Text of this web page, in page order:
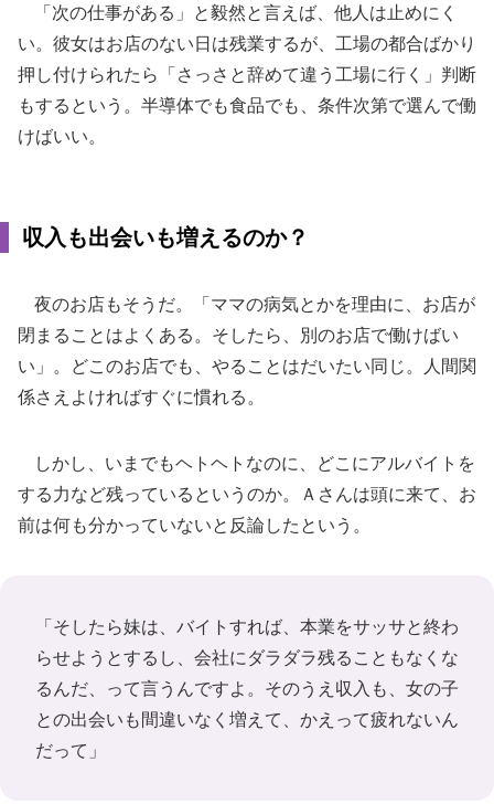
「次の仕事がある」と毅然と言えば、他人は止めにく
い。彼女はお店のない日は残業するが、工場の都合ばかり
押し付けられたら「さっさと辞めて違う工場に行く」判断
もするという。半導体でも食品でも、条件次第で選んで働
けばいい。
収入も出会いも増えるのか？
夜のお店もそうだ。「ママの病気とかを理由に、お店が
閉まることはよくある。そしたら、別のお店で働けばい
い」。どこのお店でも、やることはだいたい同じ。人間関
係さえよければすぐに慣れる。
しかし、いまでもヘトヘトなのに、どこにアルバイトを
する力など残っているというのか。Ａさんは頭に来て、お
前は何も分かっていないと反論したという。
「そしたら妹は、バイトすれば、本業をサッサと終わ
らせようとするし、会社にダラダラ残ることもなくな
るんだ、って言うんですよ。そのうえ収入も、女の子
との出会いも間違いなく増えて、かえって疲れないん
だって」